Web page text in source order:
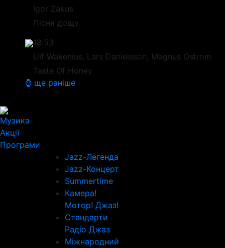
Igor Zakus
Пісня дощу
18:53
Ulf Wakenius, Lars Danielsson, Magnus Ostrom
Taste Of Honey
⌚ ще раніше
Музика
Акції
Програми
Jazz-Легенда
Jazz-Концерт
Summertime
Камера!
Мотор! Джаз!
Стандарти
Радіо Джаз
Міжнародний